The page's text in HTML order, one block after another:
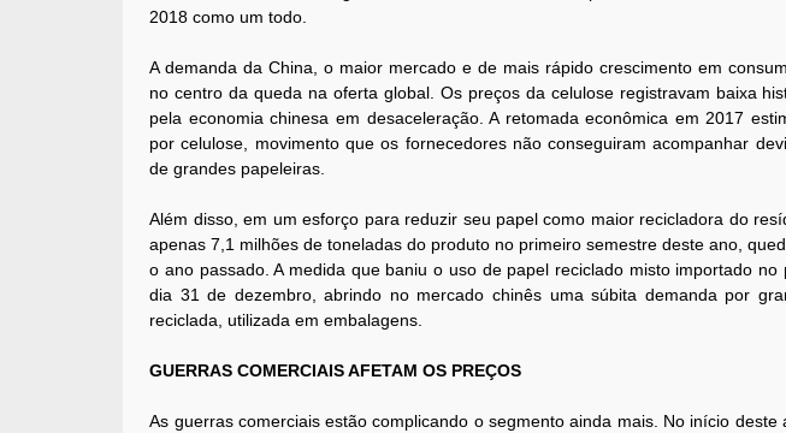
2018 como um todo.
A demanda da China, o maior mercado e de mais rápido crescimento em
no centro da queda na oferta global. Os preços da celulose registravam baixa
pela economia chinesa em desaceleração. A retomada econômica em 2017
por celulose, movimento que os fornecedores não conseguiram acompanhar
de grandes papeleiras.
Além disso, em um esforço para reduzir seu papel como maior recicladora do
apenas 7,1 milhões de toneladas do produto no primeiro semestre deste ano,
o ano passado. A medida que baniu o uso de papel reciclado misto importado
dia 31 de dezembro, abrindo no mercado chinês uma súbita demanda por
reciclada, utilizada em embalagens.
GUERRAS COMERCIAIS AFETAM OS PREÇOS
As guerras comerciais estão complicando o segmento ainda mais. No início